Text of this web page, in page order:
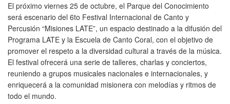
El próximo viernes 25 de octubre, el Parque del Conocimiento
será escenario del 6to Festival Internacional de Canto y
Percusión “Misiones LATE”, un espacio destinado a la difusión del
Programa LATE y la Escuela de Canto Coral, con el objetivo de
promover el respeto a la diversidad cultural a través de la música.
El festival ofrecerá una serie de talleres, charlas y conciertos,
reuniendo a grupos musicales nacionales e internacionales, y
enriquecerá a la comunidad misionera con melodías y ritmos de
todo el mundo.